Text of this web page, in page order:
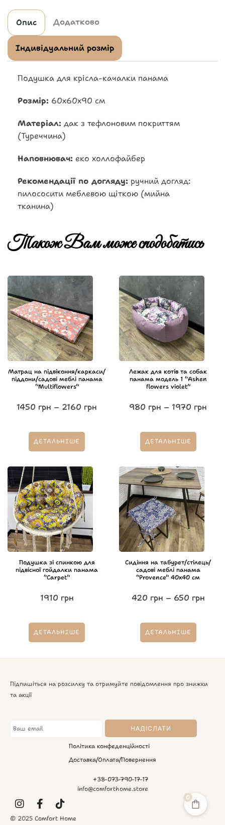
Опис Додатково
Індивідуальний розмір
Подушка для крісла-качалки панама
Розмір: 60х60х90 см
Матеріал: дак з тефлоновим покриттям
(Туреччина)
Наповнювач: еко холлофайбер
Рекомендації по догляду: ручний догляд:
пилососити меблевою щіткою (мийна
тканина)
Також Вам може сподобатись
Матрац на підвіконня/каркаси/
піддони/садові меблі панама
“Multiflowers”
1450 грн – 2160 грн
ДЕТАЛЬНІШЕ
Лежак для котів та собак
панама модель 1 “Ashen
flowers violet”
980 грн – 1970 грн
ДЕТАЛЬНІШЕ
Подушка зі спинкою для
підвісної гойдалки панама
“Carpet”
1910 грн
ДЕТАЛЬНІШЕ
Сидіння на табурет/стілець/
садові меблі панама
“Provence” 40х40 см
420 грн – 650 грн
ДЕТАЛЬНІШЕ
Підпишіться на розсилку та отримуйте повідомлення про знижки
та акції
Політика конфеденційності
Доставка/Оплата/Повернення
+38-073-790-17-17
info@comforthome.store
© 2025 Comfort Home
0